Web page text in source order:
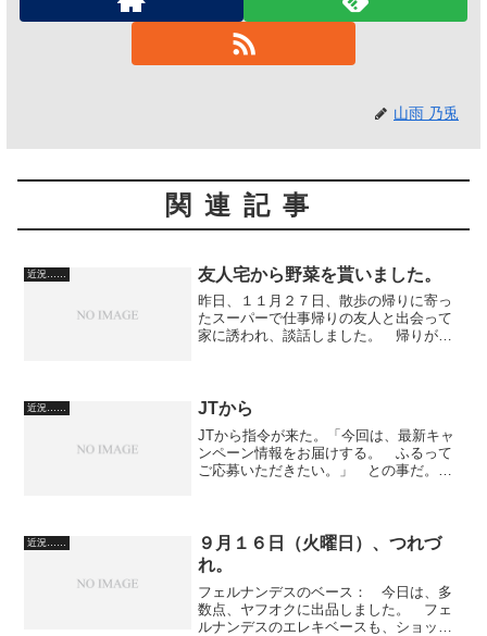
山雨 乃兎
関連記事
近況…… 友人宅から野菜を貰いました。
昨日、１１月２７日、散歩の帰りに寄っ
たスーパーで仕事帰りの友人と出会って
家に誘われ、談話しました。 帰りがけ
も、こんな太い大根を創って...
近況…… JTから
JTから指令が来た。「今回は、最新キャ
ンペーン情報をお届けする。 ふるって
ご応募いただきたい。」 との事だ。
スリッパが映り込んでしまっ...
近況……
９月１６日（火曜日）、つれづ
れ。
フェルナンデスのベース： 今日は、多
数点、ヤフオクに出品しました。 フェ
ルナンデスのエレキベースも、ショップ